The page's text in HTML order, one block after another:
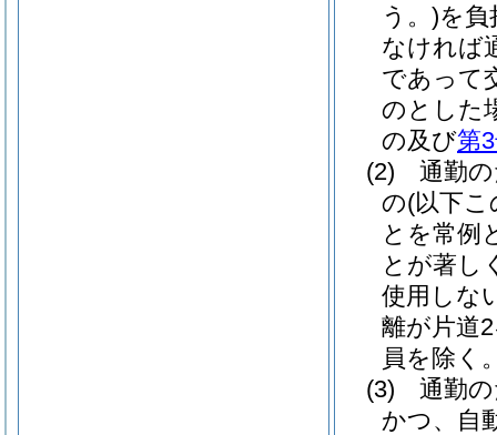
う。)を
なければ
であって
のとした
の及び第
(2)
通勤
の(以下
とを常例
とが著し
使用しな
離が片道
員を除く
(3)
通勤
かつ、自